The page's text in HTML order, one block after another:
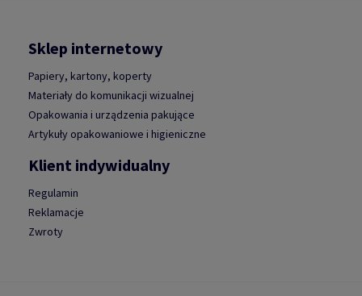
Sklep internetowy
Papiery, kartony, koperty
Materiały do komunikacji wizualnej
Opakowania i urządzenia pakujące
Artykuły opakowaniowe i higieniczne
Klient indywidualny
Regulamin
Reklamacje
Zwroty